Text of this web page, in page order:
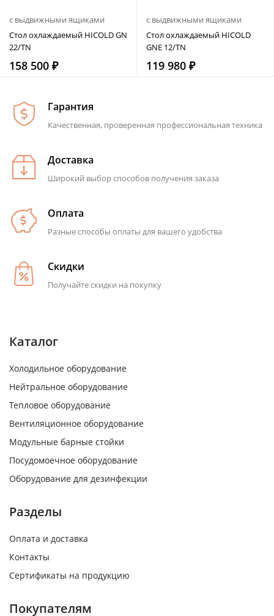
с выдвижными ящиками
Стол охлаждаемый HICOLD GN
22/TN
158 500 ₽
с выдвижными ящиками
Стол охлаждаемый HICOLD
GNE 12/TN
119 980 ₽
Гарантия
Качественная, проверенная профессиональная техника
Доставка
Широкий выбор способов получения заказа
Оплата
Разные способы оплаты для вашего удобства
Скидки
Получайте скидки на покупку
Каталог
Холодильное оборудование
Нейтральное оборудование
Тепловое оборудование
Вентиляционное оборудование
Модульные барные стойки
Посудомоечное оборудование
Оборудование для дезинфекции
Разделы
Оплата и доставка
Контакты
Сертификаты на продукцию
Покупателям